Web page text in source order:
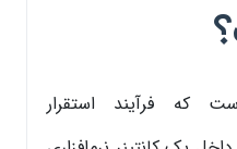
که فرآیند استقرار